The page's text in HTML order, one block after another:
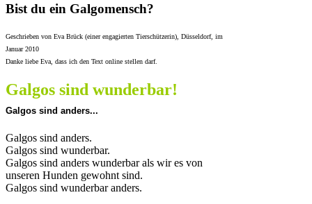
Bist du ein Galgomensch?
Geschrieben von Eva Brück (einer engagierten Tierschützerin), Düsseldorf, im
Januar 2010
Danke liebe Eva, dass ich den Text online stellen darf.
Galgos sind wunderbar!
Galgos sind anders...
Galgos sind anders.
Galgos sind wunderbar.
Galgos sind anders wunderbar als wir es von
unseren Hunden gewohnt sind.
Galgos sind wunderbar anders.